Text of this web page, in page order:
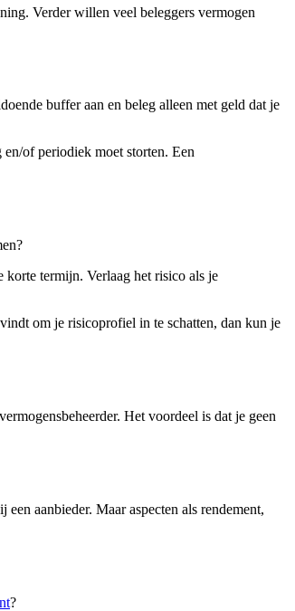
Verder willen veel beleggers vermogen
buffer aan en beleg alleen met geld dat je
of periodiek moet storten. Een
korte termijn. Verlaag het risico als je
om je risicoprofiel in te schatten, dan kun je
Het voordeel is dat je geen
aanbieder. Maar aspecten als rendement,
?